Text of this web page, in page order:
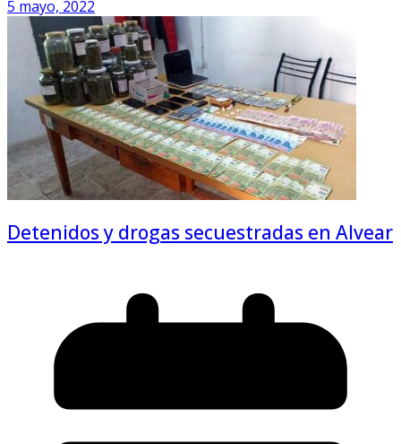
5 mayo, 2022
Detenidos y drogas secuestradas en Alvear